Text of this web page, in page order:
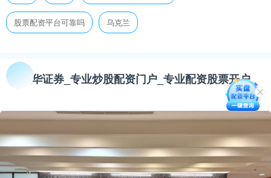
股票配资平台可靠吗 乌克兰
联华证券_专业炒股配资门户_专业配资股票开户